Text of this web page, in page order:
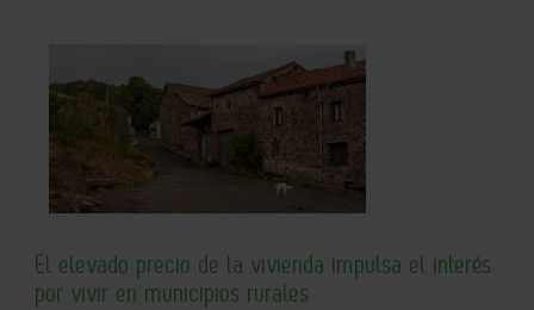
El elevado precio de la vivienda impulsa el interés
por vivir en municipios rurales